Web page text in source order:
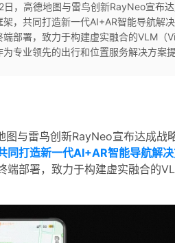
日，高德地图与雷鸟创新RayNeo宣布
架，共同打造新一代AI+AR智能导航解
端部署，致力于构建虚实融合的VLM
为专业领先的出行和位置服务解决方案
与雷鸟创新RayNeo宣布达成战
同打造新一代AI+AR智能导航解决
端部署，致力于构建虚实融合的